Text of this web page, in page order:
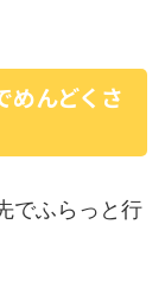
めんどくさ
でふらっと行